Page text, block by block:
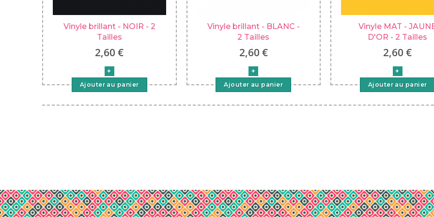
Vinyle brillant - NOIR - 2
Tailles
2,60 €
Ajouter au panier
Vinyle brillant - BLANC -
2 Tailles
2,60 €
Ajouter au panier
Vinyle MAT -
D'OR - 2 Tailles
2,60 €
Ajouter au panier